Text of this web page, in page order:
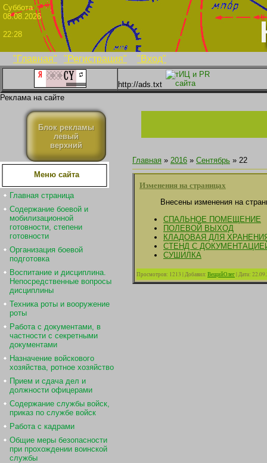
"Главная" "Регистрация" "Вход"
08.08.2026
22:28
http://ads.txt
Реклама на сайте
Блок рекламы
левый
верхний
Меню сайта
Главная страница
Содержание боевой и
мобилизационной
готовности, степени
готовности
Организация боевой
подготовка
Воспитание и дисциплина.
Непосредственные вопросы
дисциплины
Техника роты и вооружение
роты
Работа с документами, в
частности с секретными
документами
Назначение войскового
хозяйства, ротное хозяйство
Прием и сдача дел и
должности офицерами
Содержание службы войск,
приказ по службе войск
Работа с кадрами
Общие меры безопасности
при прохождении воинской
службы
Главная » 2016 » Сентябрь » 22
Изменения на страницах
Внесены изменения на
СПАЛЬНОЕ ПОМЕЩЕНИЕ
ПОЛЕВОЙ ВЫХОД
КЛАДОВАЯ ДЛЯ
СТЕНД С
СУШИЛКА
Просмотров: 1213 |Добавил: ВещийОлег|Дата: